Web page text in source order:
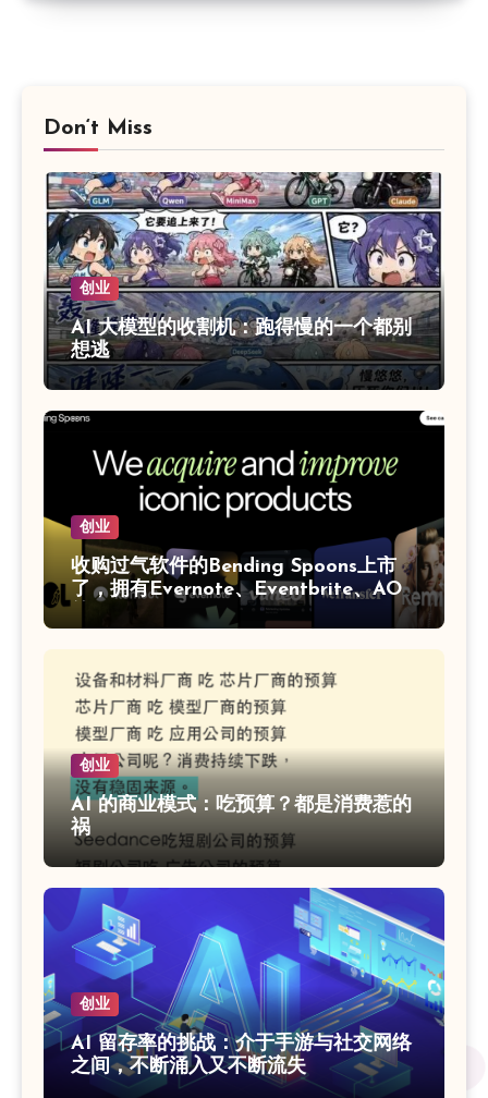
Don‘t Miss
创业
AI 大模型的收割机：跑得慢的一个都别
想逃
创业
收购过气软件的Bending Spoons‌上市
了，拥有Evernote、Eventbrite、AOL
创业
AI 的商业模式：吃预算？都是消费惹的
祸
创业
AI 留存率的挑战：介于手游与社交网络
之间，不断涌入又不断流失